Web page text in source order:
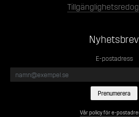
Nyhetsbrev
E-postadress
Vår policy för e-